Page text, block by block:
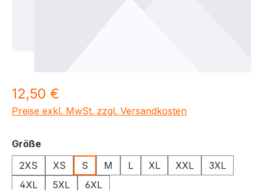
Regulärer Preis:
12,50 €
Preise exkl. MwSt. zzgl. Versandkosten
Größeauswählen
2XS
XS S M L XL XXL
3XL
4XL
5XL 6XL